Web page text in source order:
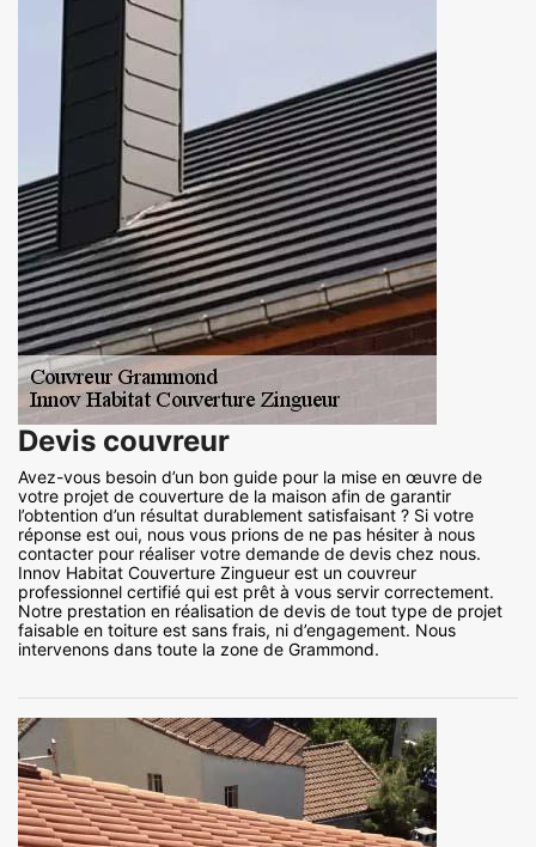
Devis couvreur
Avez-vous besoin d’un bon guide pour la mise en œuvre de
votre projet de couverture de la maison afin de garantir
l’obtention d’un résultat durablement satisfaisant ? Si votre
réponse est oui, nous vous prions de ne pas hésiter à nous
contacter pour réaliser votre demande de devis chez nous.
Innov Habitat Couverture Zingueur est un couvreur
professionnel certifié qui est prêt à vous servir correctement.
Notre prestation en réalisation de devis de tout type de projet
faisable en toiture est sans frais, ni d’engagement. Nous
intervenons dans toute la zone de Grammond.